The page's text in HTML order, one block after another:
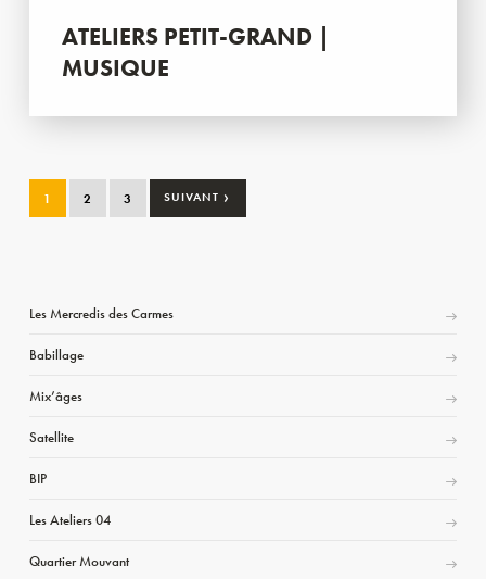
ATELIERS PETIT-GRAND |
MUSIQUE
1 2 3 SUIVANT ›
Les Mercredis des Carmes
Babillage
Mix’âges
Satellite
BIP
Les Ateliers 04
Quartier Mouvant